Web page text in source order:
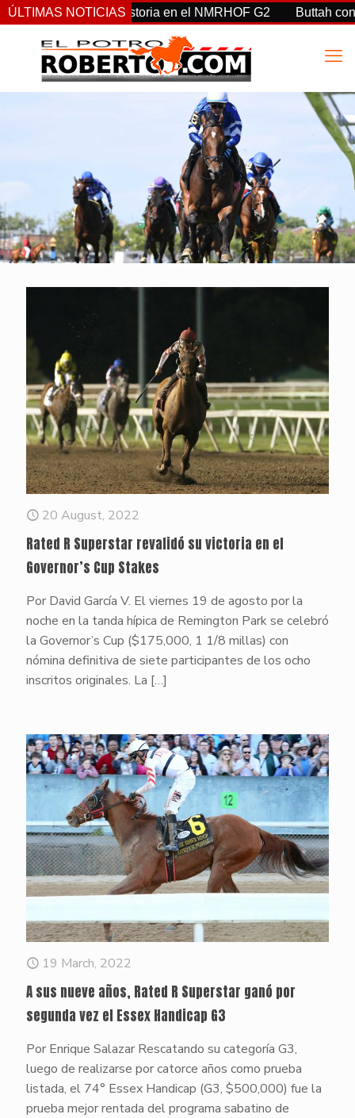
ÚLTIMAS NOTICIAS
Clement, hacen historia en el NMRHOF G2 Buttah con
20 August, 2022
Rated R Superstar revalidó su victoria en el
Governor’s Cup Stakes
Por David García V. El viernes 19 de agosto por la
noche en la tanda hípica de Remington Park se celebró
la Governor’s Cup ($175,000, 1 1/8 millas) con
nómina definitiva de siete participantes de los ocho
inscritos originales. La […]
19 March, 2022
A sus nueve años, Rated R Superstar ganó por
segunda vez el Essex Handicap G3
Por Enrique Salazar Rescatando su categoría G3,
luego de realizarse por catorce años como prueba
listada, el 74° Essex Handicap (G3, $500,000) fue la
prueba mejor rentada del programa sabatino de